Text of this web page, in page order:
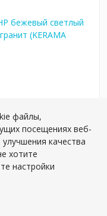
бежевый
файлы,
посещениях веб-
качества
хотите
настройки